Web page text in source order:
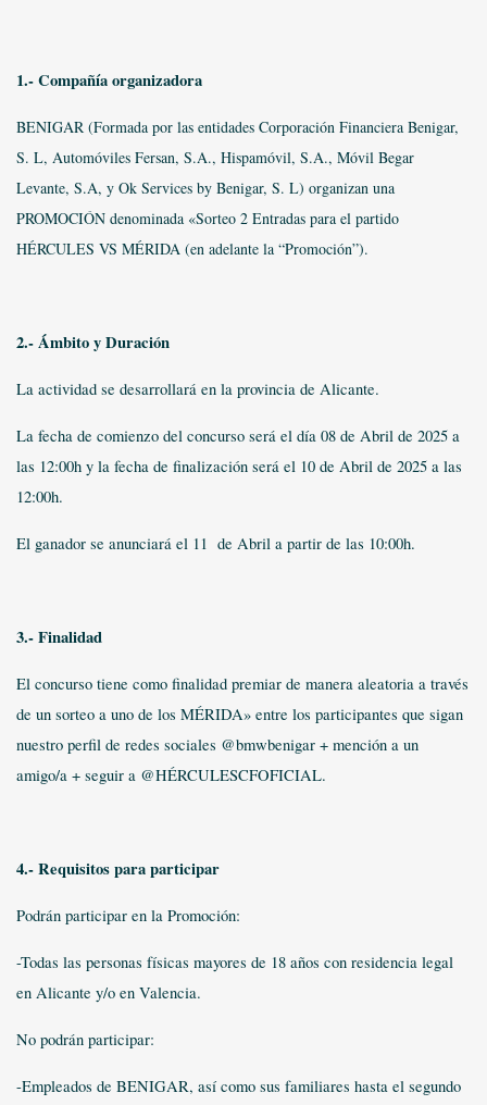
1.- Compañía organizadora
BENIGAR (Formada por las entidades Corporación Financiera Benigar,
S. L, Automóviles Fersan, S.A., Hispamóvil, S.A., Móvil Begar
Levante, S.A, y Ok Services by Benigar, S. L) organizan una
PROMOCIÓN denominada «Sorteo 2 Entradas para el partido
HÉRCULES VS MÉRIDA (en adelante la “Promoción”).
2.- Ámbito y Duración
La actividad se desarrollará en la provincia de Alicante.
La fecha de comienzo del concurso será el día 08 de Abril de 2025 a
las 12:00h y la fecha de finalización será el 10 de Abril de 2025 a las
12:00h.
El ganador se anunciará el 11 de Abril a partir de las 10:00h.
3.- Finalidad
El concurso tiene como finalidad premiar de manera aleatoria a través
de un sorteo a uno de los MÉRIDA» entre los participantes que sigan
nuestro perfil de redes sociales @bmwbenigar + mención a un
amigo/a + seguir a @HÉRCULESCFOFICIAL.
4.- Requisitos para participar
Podrán participar en la Promoción:
-Todas las personas físicas mayores de 18 años con residencia legal
en Alicante y/o en Valencia.
No podrán participar:
-Empleados de BENIGAR, así como sus familiares hasta el segundo